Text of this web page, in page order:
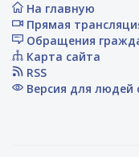
На главную
Прямая
Обращения
Карта сайта
RSS
Версия для